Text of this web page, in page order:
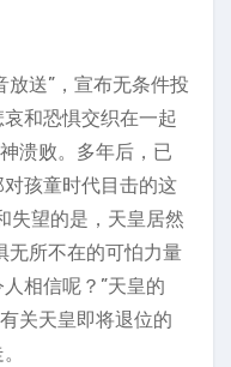
放送”，宣布无条件投
和恐惧交织在一起
溃败。多年后，已
孩童时代目击的这
失望的是，天皇居然
无所不在的可怕力量
相信呢？”天皇的
关天皇即将退位的